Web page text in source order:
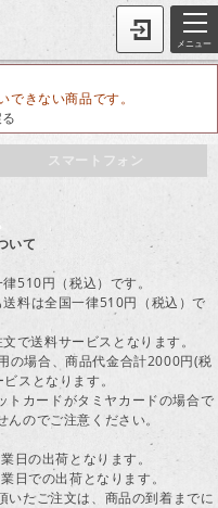
メニュー
きない商品です。
スマートフォン
いて
510円（税込）です。
料は全国一律510円（税込）で
で送料サービスとなります。
の場合、商品代金合計2000円(税
スとなります。
カードがタミヤカードの場合で
のでご注意ください。
日の出荷となります。
日での出荷となります。
いたご注文は、商品の到着までに